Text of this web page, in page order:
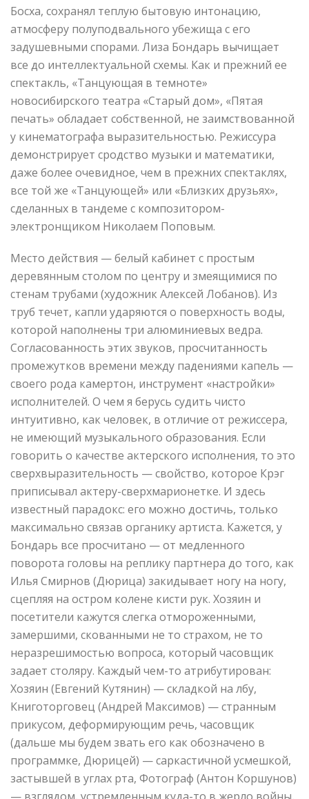
Босха, сохранял теплую бытовую интонацию,
атмосферу полуподвального убежища с его
задушевными спорами. Лиза Бондарь вычищает
все до интеллектуальной схемы. Как и прежний ее
спектакль, «Танцующая в темноте»
новосибирского театра «Старый дом», «Пятая
печать» обладает собственной, не заимствованной
у кинематографа выразительностью. Режиссура
демонстрирует сродство музыки и математики,
даже более очевидное, чем в прежних спектаклях,
все той же «Танцующей» или «Близких друзьях»,
сделанных в тандеме с композитором-
электронщиком Николаем Поповым.
Место действия — белый кабинет с простым
деревянным столом по центру и змеящимися по
стенам трубами (художник Алексей Лобанов). Из
труб течет, капли ударяются о поверхность воды,
которой наполнены три алюминиевых ведра.
Согласованность этих звуков, просчитанность
промежутков времени между падениями капель —
своего рода камертон, инструмент «настройки»
исполнителей. О чем я берусь судить чисто
интуитивно, как человек, в отличие от режиссера,
не имеющий музыкального образования. Если
говорить о качестве актерского исполнения, то это
сверхвыразительность — свойство, которое Крэг
приписывал актеру-сверхмарионетке. И здесь
известный парадокс: его можно достичь, только
максимально связав органику артиста. Кажется, у
Бондарь все просчитано — от медленного
поворота головы на реплику партнера до того, как
Илья Смирнов (Дюрица) закидывает ногу на ногу,
сцепляя на остром колене кисти рук. Хозяин и
посетители кажутся слегка отмороженными,
замершими, скованными не то страхом, не то
неразрешимостью вопроса, который часовщик
задает столяру. Каждый чем-то атрибутирован:
Хозяин (Евгений Кутянин) — складкой на лбу,
Книготорговец (Андрей Максимов) — странным
прикусом, деформирующим речь, часовщик
(дальше мы будем звать его как обозначено в
программке, Дюрицей) — саркастичной усмешкой,
застывшей в углах рта, Фотограф (Антон Коршунов)